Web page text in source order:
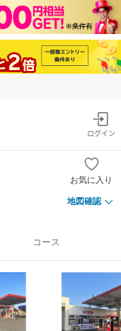
ログイン
お気に入り
地図確認
コース